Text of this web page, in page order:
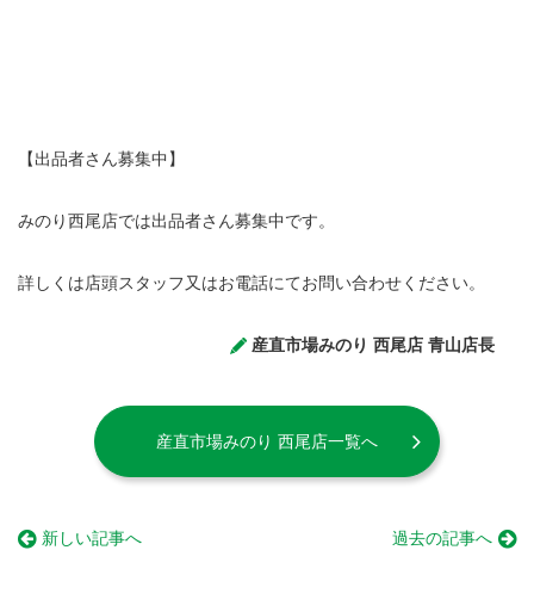
【出品者さん募集中】
みのり西尾店では出品者さん募集中です。
詳しくは店頭スタッフ又はお電話にてお問い合わせください。
産直市場みのり 西尾店 青山店長
産直市場みのり 西尾店一覧へ
新しい記事へ 過去の記事へ